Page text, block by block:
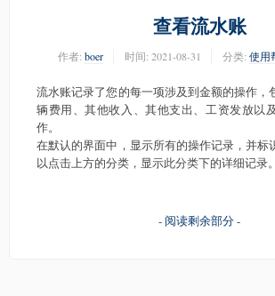
查看流水账
作者: boer 时间: 2021-08-31 分类: 使用
流水账记录了您的每一项涉及到金额的操作，
辆费用、其他收入、其他支出、工资发放以
作。
在默认的界面中，显示所有的操作记录，并标
以点击上方的分类，显示此分类下的详细记录。
- 阅读剩余部分 -